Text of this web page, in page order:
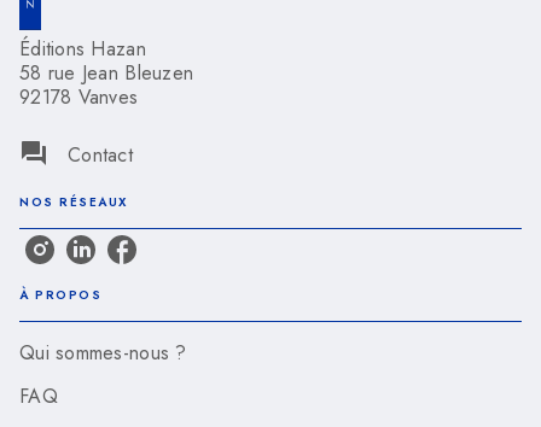
Éditions Hazan
58 rue Jean Bleuzen
92178 Vanves
question_answer Contact
NOS RÉSEAUX
À PROPOS
Qui sommes-nous ?
FAQ